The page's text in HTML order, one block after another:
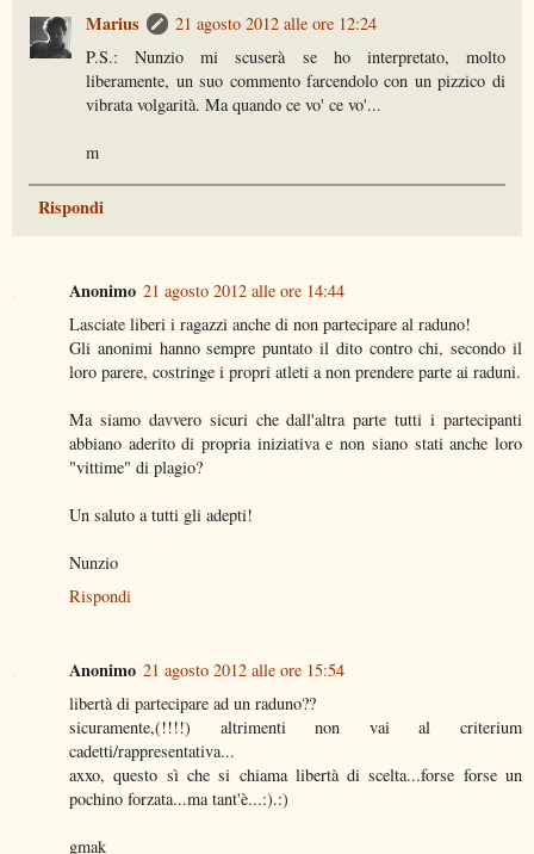
Marius
21 agosto 2012 alle ore 12:24
P.S.: Nunzio mi scuserà se ho interpretato, molto
liberamente, un suo commento farcendolo con un pizzico di
vibrata volgarità. Ma quando ce vo' ce vo'...
m
Rispondi
Anonimo 21 agosto 2012 alle ore 14:44
Lasciate liberi i ragazzi anche di non partecipare al raduno!
Gli anonimi hanno sempre puntato il dito contro chi, secondo il
loro parere, costringe i propri atleti a non prendere parte ai raduni.
Ma siamo davvero sicuri che dall'altra parte tutti i partecipanti
abbiano aderito di propria iniziativa e non siano stati anche loro
"vittime" di plagio?
Un saluto a tutti gli adepti!
Nunzio
Rispondi
Anonimo 21 agosto 2012 alle ore 15:54
libertà di partecipare ad un raduno??
sicuramente,(!!!!) altrimenti non vai al criterium
cadetti/rappresentativa...
axxo, questo sì che si chiama libertà di scelta...forse forse un
pochino forzata...ma tant'è...:).:)
gmak